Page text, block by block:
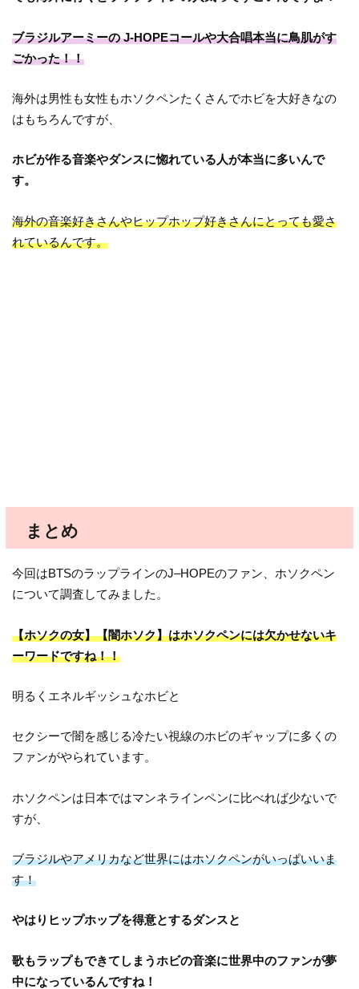
ブラジルアーミーの J-HOPEコールや大合唱本当に鳥肌がす
ごかった！！
海外は男性も女性もホソクペンたくさんでホビを大好きなの
はもちろんですが、
ホビが作る音楽やダンスに惚れている人が本当に多いんで
す。
海外の音楽好きさんやヒップホップ好きさんにとっても愛さ
れているんです。
まとめ
今回はBTSのラップラインのJ–HOPEのファン、ホソクペン
について調査してみました。
【ホソクの女】【闇ホソク】はホソクペンには欠かせないキ
ーワードですね！！
明るくエネルギッシュなホビと
セクシーで闇を感じる冷たい視線のホビのギャップに多くの
ファンがやられています。
ホソクペンは日本ではマンネラインペンに比べれば少ないで
すが、
ブラジルやアメリカなど世界にはホソクペンがいっぱいいま
す！
やはりヒップホップを得意とするダンスと
歌もラップもできてしまうホビの音楽に世界中のファンが夢
中になっているんですね！